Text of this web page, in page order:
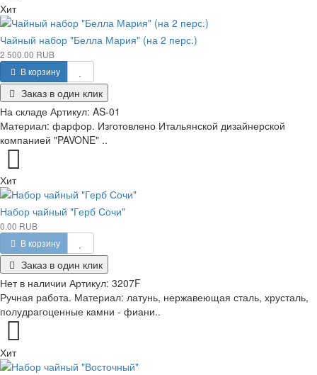
Хит
Чайный набор "Белла Мария" (на 2 перс.)
2 500.00 RUB
В корзину
Заказ в один клик
На складе Артикул: AS-01
Материал: фарфор. Изготовлено Итальянской дизайнерской
компанией "PAVONE" ..
Хит
Набор чайный "Герб Сочи"
0.00 RUB
В корзину
Заказ в один клик
Нет в наличии Артикул: 3207F
Ручная работа. Материал: латунь, нержавеющая сталь, хрусталь,
полудрагоценные камни - фиани..
Хит